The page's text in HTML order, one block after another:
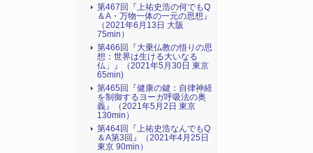
第467回『上祐史浩の何でもQ
＆A・万物一体の一元の思想』
（2021年6月13日 大阪
75min）
第466回『大乗仏教の悟りの思
想：世界は生ける大いなる
仏」』（2021年5月30日 東京
65min)
第465回『健康の鍵：自律神経
を制御するヨーガ呼吸法の奥
義』（2021年5月2日 東京
130min）
第464回『上祐史浩なんでもQ
＆A第3回』（2021年4月25日
東京 90min）